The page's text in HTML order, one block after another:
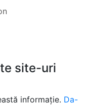
site-uri
informație. Da-